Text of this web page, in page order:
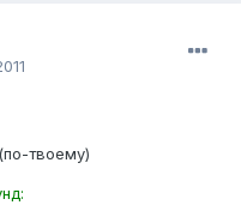
твоему)